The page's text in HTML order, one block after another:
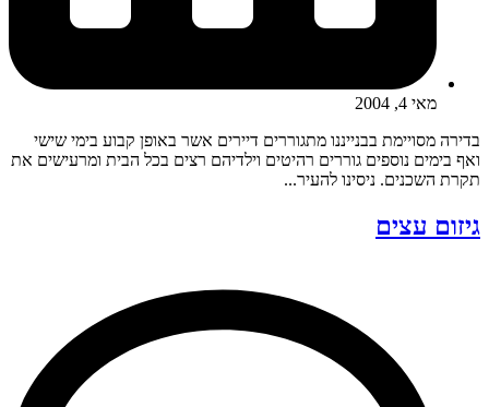
מאי 4, 2004
בדירה מסויימת בבנייננו מתגוררים דיירים אשר באופן קבוע בימי שישי
ואף בימים נוספים גוררים רהיטים וילדיהם רצים בכל הבית ומרעישים את
תקרת השכנים. ניסינו להעיר...
גיזום עצים